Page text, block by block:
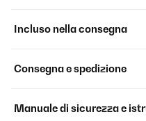
Incluso nella consegna
Consegna e spedizione
Manuale di sicurezza e